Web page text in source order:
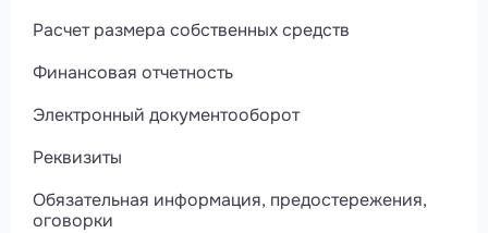
Расчет размера собственных средств
Финансовая отчетность
Электронный документооборот
Реквизиты
Обязательная информация, предостережения,
оговорки